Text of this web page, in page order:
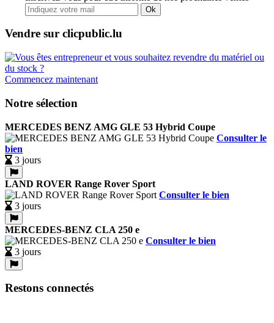
Ok
Vendre sur clicpublic.lu
Commencez maintenant
Notre sélection
MERCEDES BENZ AMG GLE 53 Hybrid Coupe
Consulter le
bien
3 jours
LAND ROVER Range Rover Sport
Consulter le bien
3 jours
MERCEDES-BENZ CLA 250 e
Consulter le bien
3 jours
Restons connectés